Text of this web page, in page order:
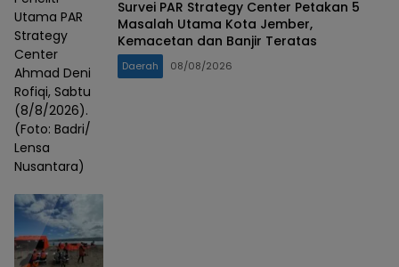
Utama PAR
Strategy
Center
Ahmad Deni
Rofiqi, Sabtu
(8/8/2026).
(Foto: Badri/
Lensa
Nusantara)
Survei PAR Strategy Center Petakan 5
Masalah Utama Kota Jember,
Kemacetan dan Banjir Teratas
Daerah 08/08/2026